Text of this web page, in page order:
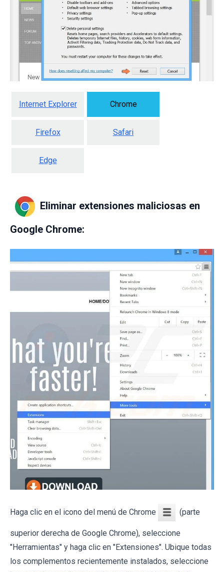
Internet Explorer Chrome
Firefox Safari
Edge
Eliminar extensiones maliciosas en
Google Chrome:
Haga clic en el icono del menú de Chrome (parte
superior derecha de Google Chrome), seleccione
"Herramientas" y haga clic en "Extensiones". Ubique todas
los complementos recientemente instalados, seleccione